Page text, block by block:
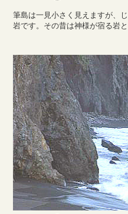
筆島は一見小さく見えますが、
岩です。その昔は神様が宿る岩